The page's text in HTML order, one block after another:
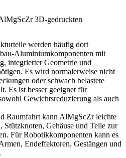
3D-gedruckten
werden häufig dort
Aluminiumkomponenten mit
integrierter Geometrie und
Es wird normalerweise nicht
oder schwach belastete
Es ist besser geeignet für
Gewichtsreduzierung als auch
Raumfahrt kann AlMgScZr leichte
Gehäuse und Teile zur
FürRobotikkomponenten kann es
Endeffektoren, Gestängen und